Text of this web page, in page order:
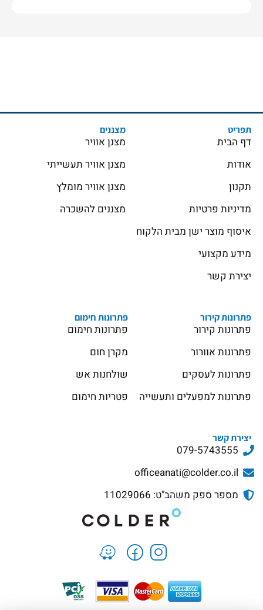
תפריט
דף הבית
אודות
תקנון
מדיניות פרטיות
איסוף מוצר ישן מבית הלקוח
מידע מקצועי
יצירת קשר
מצננים
מצנן אוויר
מצנן אוויר תעשייתי
מצנן אוויר מומלץ
מצננים להשכרה
פתרונות קירור
פתרונות קירור
פתרונות אוורור
פתרונות לעסקים
פתרונות למפעלים ותעשייה
פתרונות חימום
פתרונות חימום
מקרן חום
שולחנות אש
פטריות חימום
יצירת קשר
079-5743555
officeanati@colder.co.il
מספר ספק משהב"ט: 11029066